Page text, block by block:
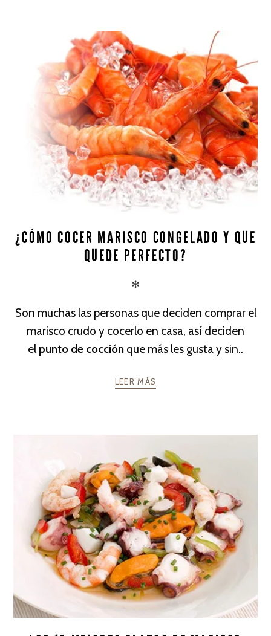
¿CÓMO COCER MARISCO CONGELADO Y QUE
QUEDE PERFECTO?
✻
Son muchas las personas que deciden comprar el
marisco crudo y cocerlo en casa, así deciden
el punto de cocción que más les gusta y sin..
LEER MÁS